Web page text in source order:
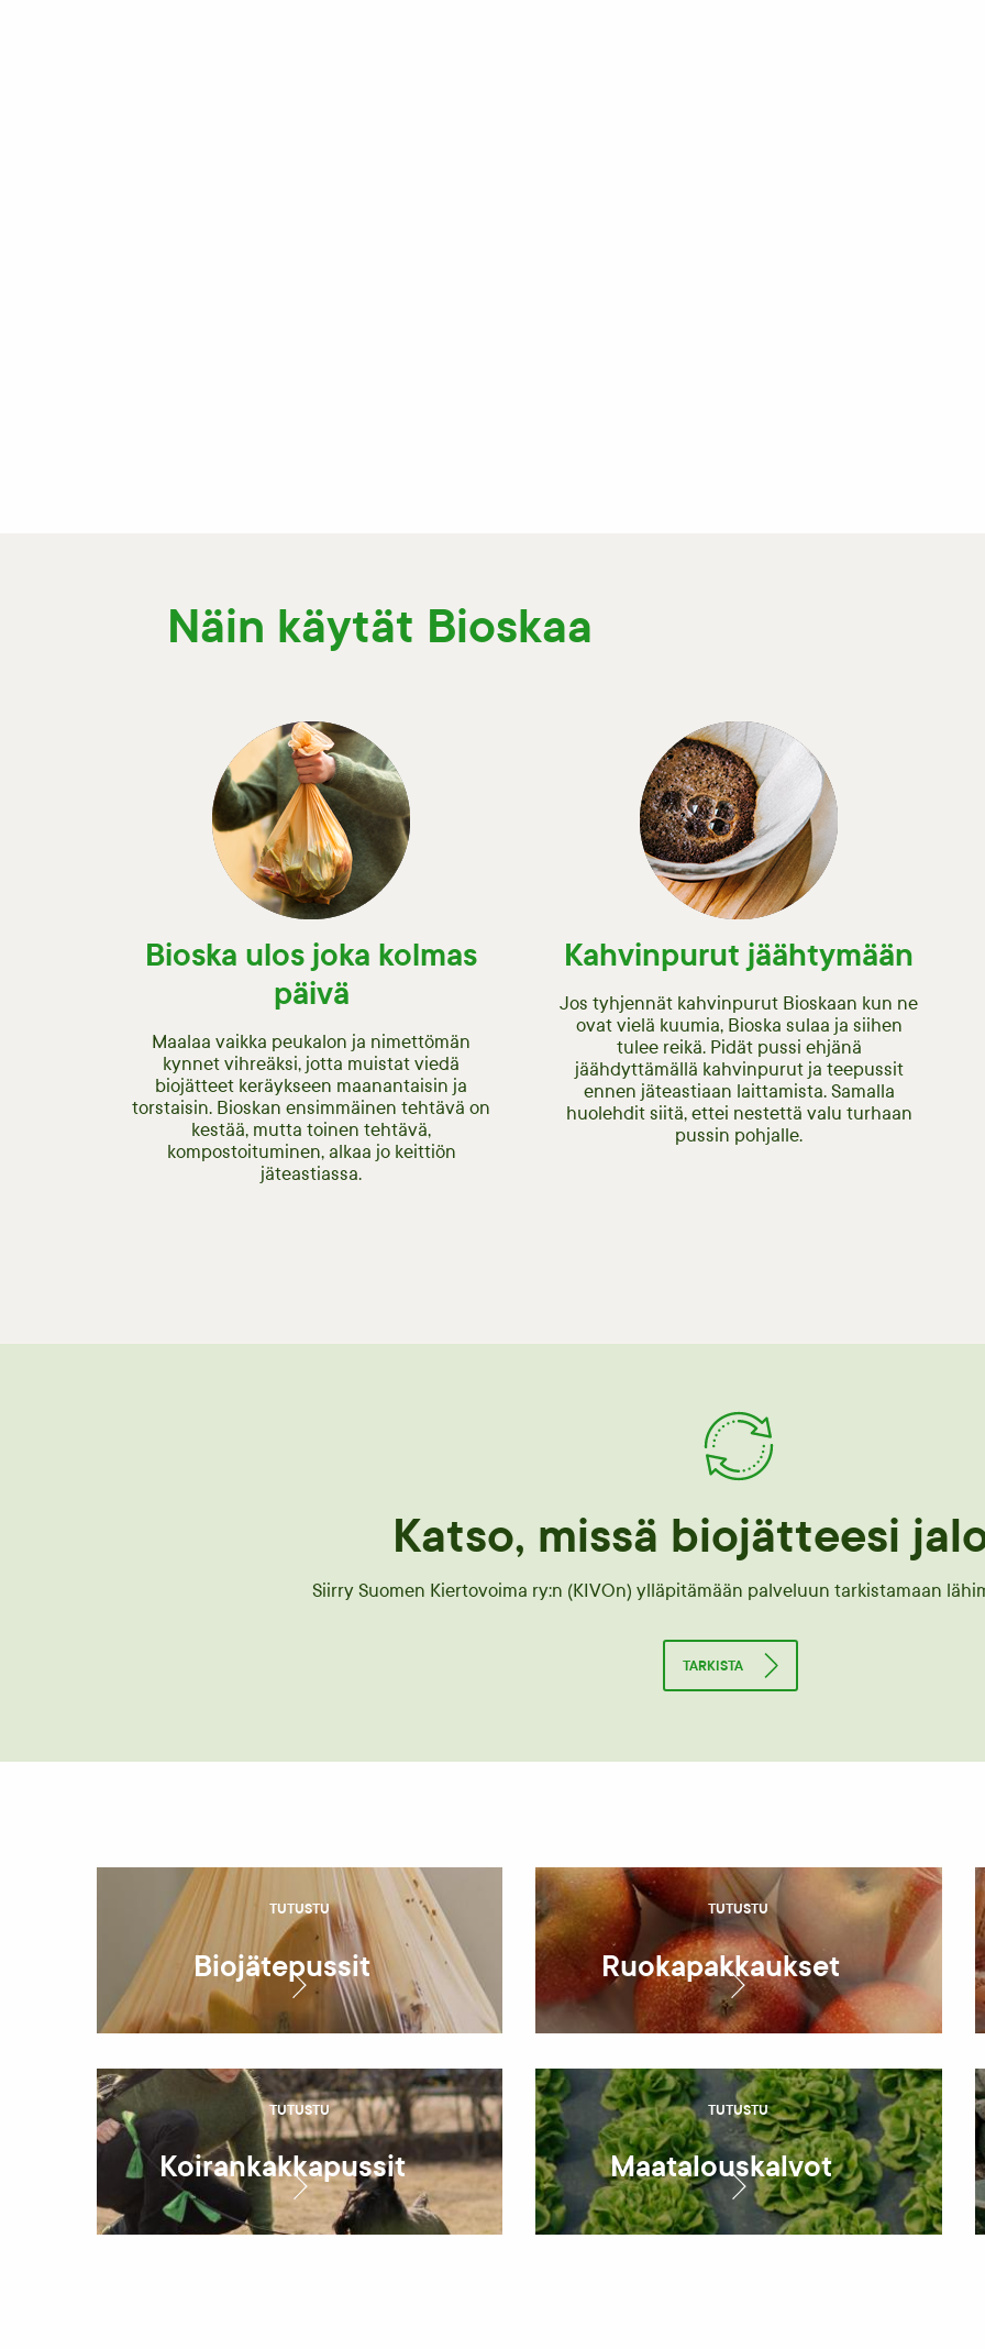
Näin käytät Bioskaa
Bioska ulos joka kolmas
päivä
Maalaa vaikka peukalon ja nimettömän
kynnet vihreäksi, jotta muistat viedä
biojätteet keräykseen maanantaisin ja
torstaisin. Bioskan ensimmäinen tehtävä on
kestää, mutta toinen tehtävä,
kompostoituminen, alkaa jo keittiön
jäteastiassa.
Kahvinpurut jäähtymään
Jos tyhjennät kahvinpurut Bioskaan kun ne
ovat vielä kuumia, Bioska sulaa ja siihen
tulee reikä. Pidät pussi ehjänä
jäähdyttämällä kahvinpurut ja teepussit
ennen jäteastiaan laittamista. Samalla
huolehdit siitä, ettei nestettä valu turhaan
pussin pohjalle.
Katso, missä biojätteesi
Siirry Suomen Kiertovoima ry:n (KIVOn) ylläpitämään palveluun tarkistamaan
TARKISTA
TUTUSTU
Biojätepussit
TUTUSTU
Ruoka­pakkaukset
TUTUSTU
Koirankakkapussit
TUTUSTU
Maatalouskalvot